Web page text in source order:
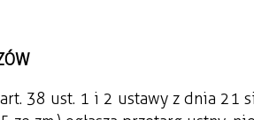
KLIENTA
38 ust. 1 i 2 ustawy z dnia 21